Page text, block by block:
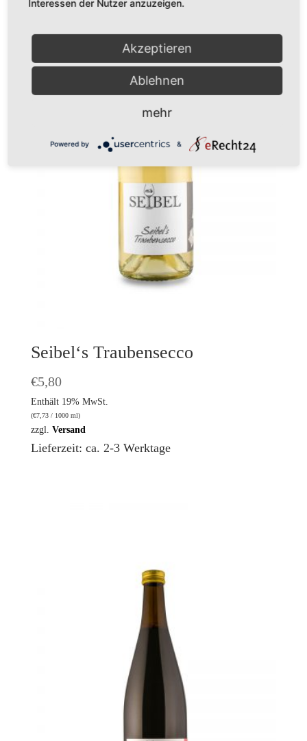
Seibel‘s Traubensecco
€5,80
Enthält 19% MwSt.
(€7,73/ 1000 ml)
zzgl. Versand
Lieferzeit: ca. 2-3 Werktage
Interessen der Nutzer anzuzeigen.
Akzeptieren
Ablehnen
mehr
Powered by &